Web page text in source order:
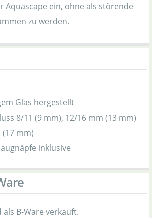
Aquascape ein, ohne als störende
zu werden.
Glas hergestellt
8/11 (9 mm), 12/16 mm (13 mm)
mm)
inklusive
B-Ware verkauft.